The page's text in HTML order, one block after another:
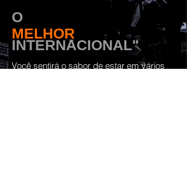
O
MELHOR
INTERNACIONAL"
Você sentirá o sabor de estar em vários